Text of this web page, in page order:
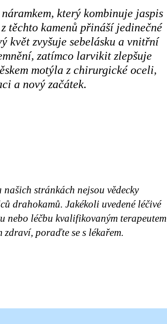
který kombinuje jaspis
těchto kamenů přináší jedinečné
květ zvyšuje sebelásku a vnitřní
zatímco larvikit zlepšuje
motýla z chirurgické oceli,
a nový začátek.
stránkách nejsou vědecky
drahokamů. Jakékoli uvedené léčivé
nebo léčbu kvalifikovaným terapeutem
poraďte se s lékařem.